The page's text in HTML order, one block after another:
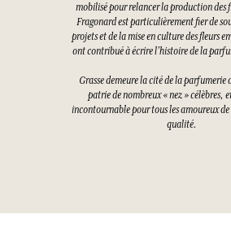
mobilisé pour relancer la production des
Fragonard est particulièrement fier de
projets et de la mise en culture des fleurs
ont contribué à écrire l’histoire de la
Grasse demeure la cité de la
patrie de nombreux « nez » célèbres,
incontournable pour tous les amoureux
qualité.